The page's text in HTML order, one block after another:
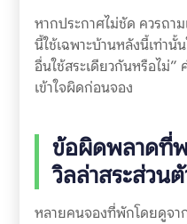
หากประกาศไม่ชัด ควรถา
นี้ใช้เฉพาะบ้านหลังนี้เท่านั้
อื่นใช้สระเดียวกันหรือไม่”
เข้าใจผิดก่อนจอง
ข้อผิดพลาดที่
วิลล่าสระส่วน
หลายคนจองที่พักโดยดูจา